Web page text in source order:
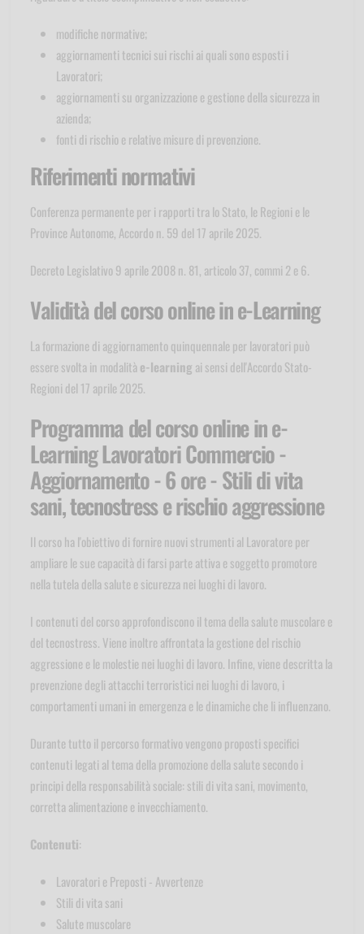
modifiche normative;
aggiornamenti tecnici sui rischi ai quali sono esposti i
Lavoratori;
aggiornamenti su organizzazione e gestione della sicurezza in
azienda;
fonti di rischio e relative misure di prevenzione.
Riferimenti normativi
Conferenza permanente per i rapporti tra lo Stato, le Regioni e le
Province Autonome, Accordo n. 59 del 17 aprile 2025.
Decreto Legislativo 9 aprile 2008 n. 81, articolo 37, commi 2 e 6.
Validità del corso online in e-Learning
La formazione di aggiornamento quinquennale per lavoratori può
essere svolta in modalità e-learning ai sensi dell'Accordo Stato-
Regioni del 17 aprile 2025.
Programma del corso online in e-
Learning Lavoratori Commercio -
Aggiornamento - 6 ore - Stili di vita
sani, tecnostress e rischio aggressione
Il corso ha l'obiettivo di fornire nuovi strumenti al Lavoratore per
ampliare le sue capacità di farsi parte attiva e soggetto promotore
nella tutela della salute e sicurezza nei luoghi di lavoro.
I contenuti del corso approfondiscono il tema della salute muscolare e
del tecnostress. Viene inoltre affrontata la gestione del rischio
aggressione e le molestie nei luoghi di lavoro. Infine, viene descritta la
prevenzione degli attacchi terroristici nei luoghi di lavoro, i
comportamenti umani in emergenza e le dinamiche che li influenzano.
Durante tutto il percorso formativo vengono proposti specifici
contenuti legati al tema della promozione della salute secondo i
principi della responsabilità sociale: stili di vita sani, movimento,
corretta alimentazione e invecchiamento.
Contenuti:
Lavoratori e Preposti - Avvertenze
Stili di vita sani
Salute muscolare